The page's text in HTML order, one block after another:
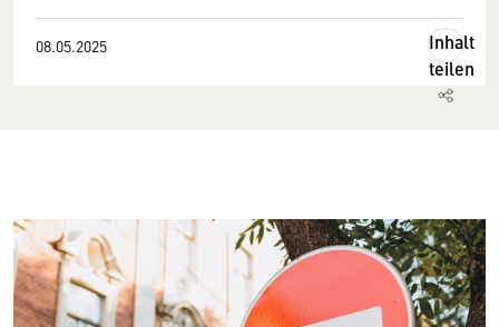
08.05.2025
Inhalt
teilen